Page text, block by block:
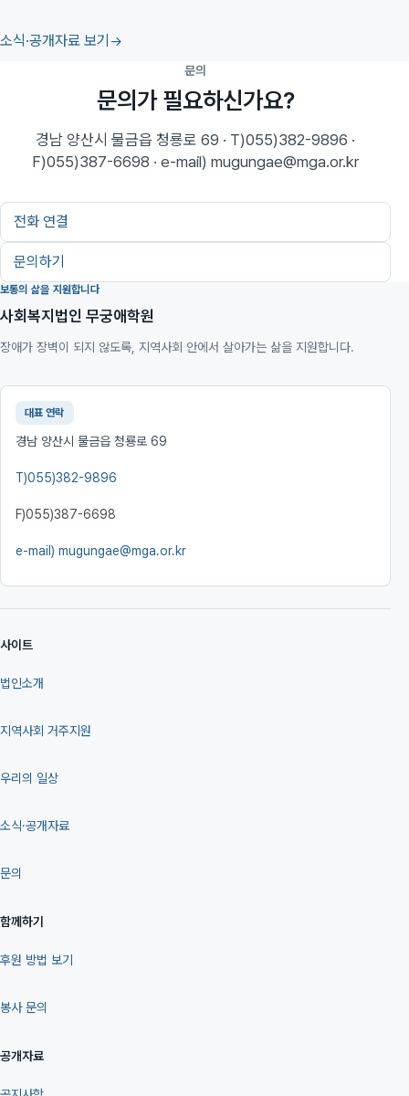
소식·공개자료 보기
문의
문의가 필요하신가요?
경남 양산시 물금읍 청룡로 69 · T)055)382-9896 ·
F)055)387-6698 · e-mail) mugungae@mga.or.kr
전화 연결
문의하기
보통의 삶을 지원합니다
사회복지법인 무궁애학원
장애가 장벽이 되지 않도록, 지역사회 안에서 살아가는 삶을 지원합니다.
대표 연락
경남 양산시 물금읍 청룡로 69
T)055)382-9896
F)055)387-6698
e-mail) mugungae@mga.or.kr
사이트
법인소개
지역사회 거주지원
우리의 일상
소식·공개자료
문의
함께하기
후원 방법 보기
봉사 문의
공개자료